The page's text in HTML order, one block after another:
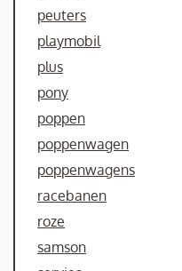
peuters
playmobil
plus
pony
poppen
poppenwagen
poppenwagens
racebanen
roze
samson